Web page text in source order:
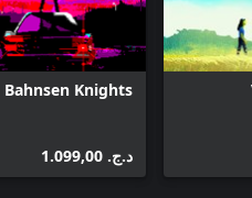
Bahnsen Knights
د.ج.‏ 1.099,00